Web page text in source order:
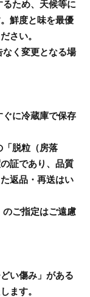
ため、天候等に
鮮度と味を最優
さい。
く変更となる場
に冷蔵庫で保存
脱粒（房落
証であり、品質
返品・再送はい
ご指定はご遠慮
い傷み」がある
ます。